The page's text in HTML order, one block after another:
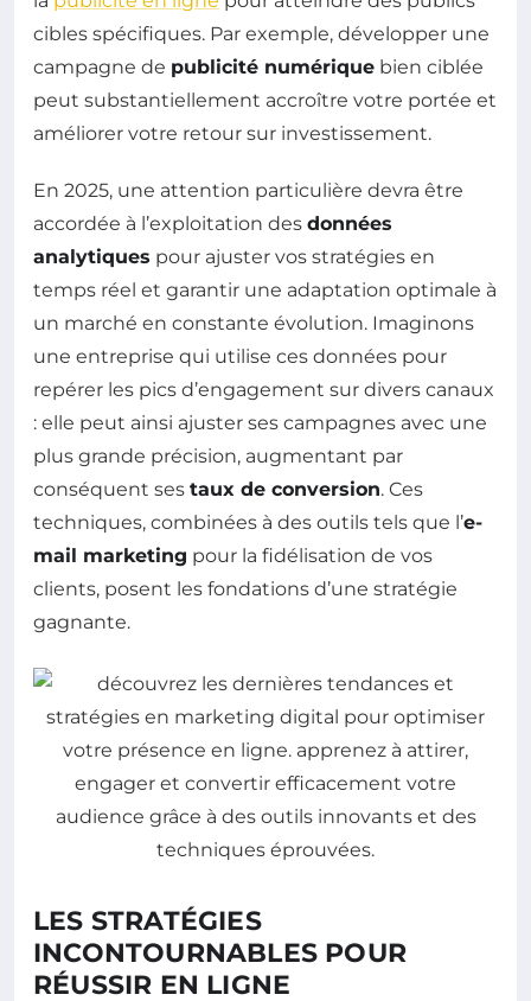
cibles spécifiques. Par exemple, développer une
campagne de publicité numérique bien ciblée
peut substantiellement accroître votre portée et
améliorer votre retour sur investissement.
En 2025, une attention particulière devra être
accordée à l’exploitation des données
analytiques pour ajuster vos stratégies en
temps réel et garantir une adaptation optimale à
un marché en constante évolution. Imaginons
une entreprise qui utilise ces données pour
repérer les pics d’engagement sur divers canaux
: elle peut ainsi ajuster ses campagnes avec une
plus grande précision, augmentant par
conséquent ses taux de conversion. Ces
techniques, combinées à des outils tels que l’e-
mail marketing pour la fidélisation de vos
clients, posent les fondations d’une stratégie
gagnante.
LES STRATÉGIES
INCONTOURNABLES POUR
RÉUSSIR EN LIGNE